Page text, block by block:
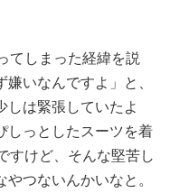
てしまった経緯を説
いなんですよ」と、
しは緊張していたよ
しっとしたスーツを着
すけど、そんな堅苦し
つないんかいなと。